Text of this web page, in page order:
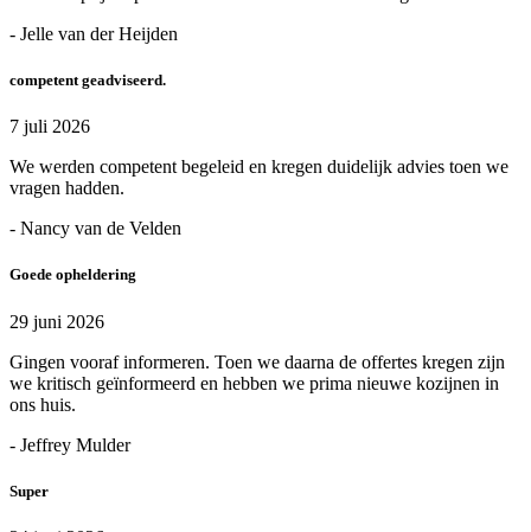
- Jelle van der Heijden
competent geadviseerd.
7 juli 2026
We werden competent begeleid en kregen duidelijk advies toen we
vragen hadden.
- Nancy van de Velden
Goede opheldering
29 juni 2026
Gingen vooraf informeren. Toen we daarna de offertes kregen zijn
we kritisch geïnformeerd en hebben we prima nieuwe kozijnen in
ons huis.
- Jeffrey Mulder
Super